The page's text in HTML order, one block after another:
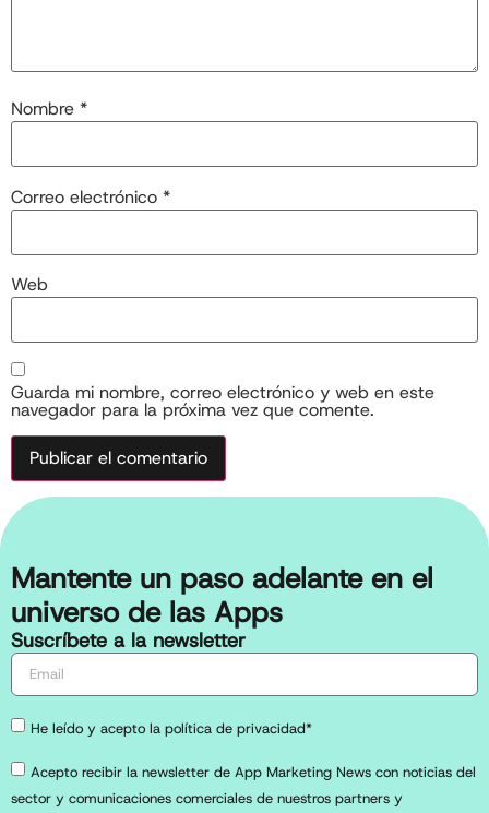
Nombre *
Correo electrónico *
Web
Guarda mi nombre, correo electrónico y web en este
navegador para la próxima vez que comente.
Mantente un paso adelante en el
universo de las Apps
Suscríbete a la newsletter
He leído y acepto la política de privacidad*
Acepto recibir la newsletter de App Marketing News con noticias del
sector y comunicaciones comerciales de nuestros partners y